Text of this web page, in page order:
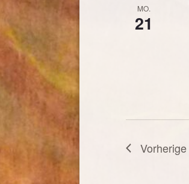
MO.
21
Vorherige